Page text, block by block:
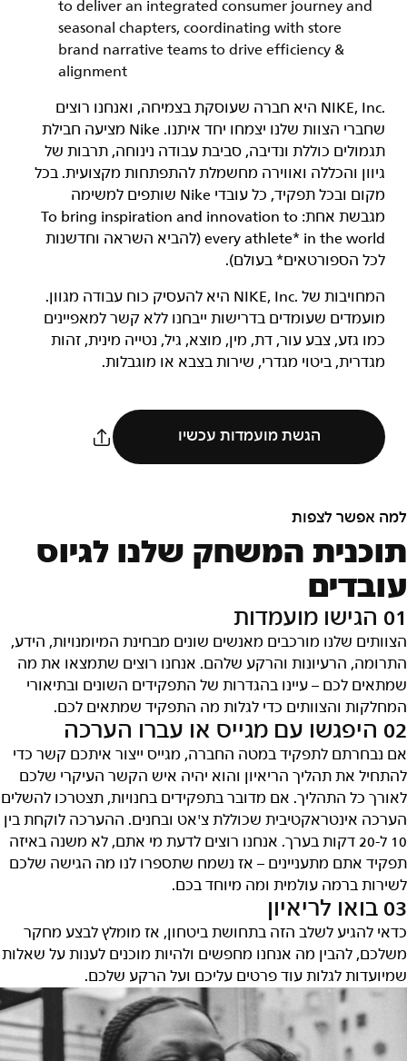
to deliver an integrated consumer journey and
seasonal chapters, coordinating with store
brand narrative teams to drive efficiency &
alignment
‏NIKE, Inc.‎ היא חברה שעוסקת בצמיחה, ואנחנו רוצים
שחברי הצוות שלנו יצמחו יחד איתנו. Nike מציעה חבילת
תגמולים כוללת ונדיבה, סביבת עבודה נינוחה, תרבות של
גיוון והכללה ואווירה מחשמלת להתפתחות מקצועית. בכל
מקום ובכל תפקיד, כל עובדי Nike שותפים למשימה
מגבשת אחת: To bring inspiration and innovation to
every athlete* in the world (להביא השראה וחדשנות
לכל הספורטאים* בעולם).
המחויבות של NIKE, Inc.‎ היא להעסיק כוח עבודה מגוון.
מועמדים שעומדים בדרישות ייבחנו ללא קשר למאפיינים
כמו גזע, צבע עור, דת, מין, מוצא, גיל, נטייה מינית, זהות
מגדרית, ביטוי מגדרי, שירות בצבא או מוגבלות.
הגשת מועמדות עכשיו
למה אפשר לצפות
תוכנית המשחק שלנו לגיוס
עובדים
01 הגישו מועמדות
הצוותים שלנו מורכבים מאנשים שונים מבחינת המיומנויות, הידע,
התרומה, הרעיונות והרקע שלהם. אנחנו רוצים שתמצאו את מה
שמתאים לכם – עיינו בהגדרות של התפקידים השונים ובתיאורי
המחלקות והצוותים כדי לגלות מה התפקיד שמתאים לכם.
02 היפגשו עם מגייס או עברו הערכה
אם נבחרתם לתפקיד במטה החברה, מגייס ייצור איתכם קשר כדי
להתחיל את תהליך הריאיון והוא יהיה איש הקשר העיקרי שלכם
לאורך כל התהליך. אם מדובר בתפקידים בחנויות, תצטרכו להשלים
הערכה אינטראקטיבית שכוללת צ'אט ובחנים. ההערכה לוקחת בין
10 ל-20 דקות בערך. אנחנו רוצים לדעת מי אתם, לא משנה באיזה
תפקיד אתם מתעניינים – אז נשמח שתספרו לנו מה הגישה שלכם
לשירות ברמה עולמית ומה מיוחד בכם.
03 בואו לריאיון
כדאי להגיע לשלב הזה בתחושת ביטחון, אז מומלץ לבצע מחקר
משלכם, להבין מה אנחנו מחפשים ולהיות מוכנים לענות על שאלות
שמיועדות לגלות עוד פרטים עליכם ועל הרקע שלכם.